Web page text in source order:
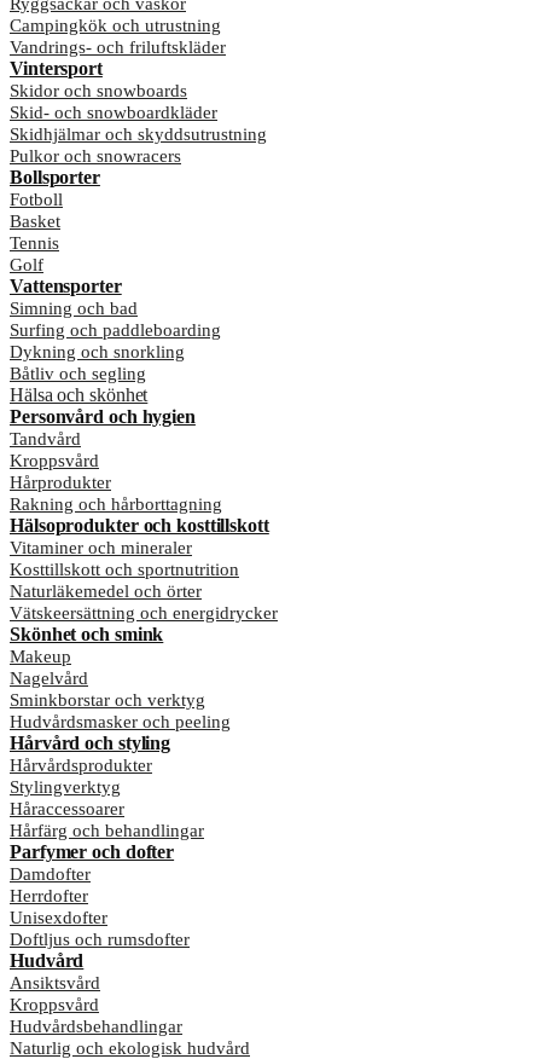
Campingkök och utrustning
Vandrings- och friluftskläder
Vintersport
Skidor och snowboards
Skid- och snowboardkläder
Skidhjälmar och skyddsutrustning
Pulkor och snowracers
Bollsporter
Fotboll
Basket
Tennis
Golf
Vattensporter
Simning och bad
Surfing och paddleboarding
Dykning och snorkling
Båtliv och segling
Hälsa och skönhet
Personvård och hygien
Tandvård
Kroppsvård
Hårprodukter
Rakning och hårborttagning
Hälsoprodukter och kosttillskott
Vitaminer och mineraler
Kosttillskott och sportnutrition
Naturläkemedel och örter
Vätskeersättning och energidrycker
Skönhet och smink
Makeup
Nagelvård
Sminkborstar och verktyg
Hudvårdsmasker och peeling
Hårvård och styling
Hårvårdsprodukter
Stylingverktyg
Håraccessoarer
Hårfärg och behandlingar
Parfymer och dofter
Damdofter
Herrdofter
Unisexdofter
Doftljus och rumsdofter
Hudvård
Ansiktsvård
Kroppsvård
Hudvårdsbehandlingar
Naturlig och ekologisk hudvård